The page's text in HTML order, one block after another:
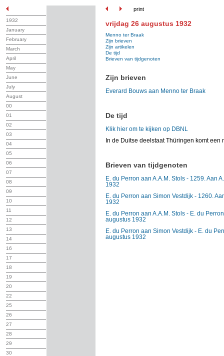
print
1932
January
February
March
April
May
June
July
August
00
01
02
03
04
05
06
07
08
09
10
11
12
13
14
16
17
18
19
20
22
25
26
27
28
29
30
vrijdag 26 augustus 1932
Menno ter Braak
Zijn brieven
Zijn artikelen
De tijd
Brieven van tijdgenoten
Zijn brieven
Everard Bouws aan Menno ter Braak
De tijd
Klik hier om te kijken op DBNL
In de Duitse deelstaat Thüringen komt een
Brieven van tijdgenoten
E. du Perron aan A.A.M. Stols - 1259. Aan
1932
E. du Perron aan Simon Vestdijk - 1260.
1932
E. du Perron aan A.A.M. Stols - E. du
augustus 1932
E. du Perron aan Simon Vestdijk - E. du
augustus 1932